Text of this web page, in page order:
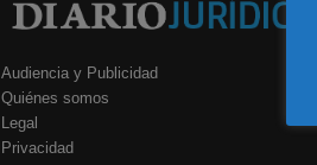
Audiencia y Publicidad
Quiénes somos
Legal
Privacidad